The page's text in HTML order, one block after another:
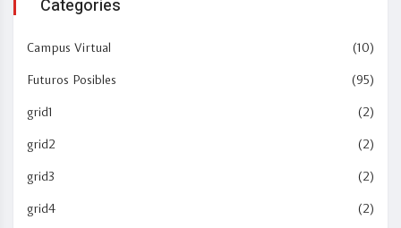
Categories
Campus Virtual (10)
Futuros Posibles (95)
grid1 (2)
grid2 (2)
grid3 (2)
grid4 (2)